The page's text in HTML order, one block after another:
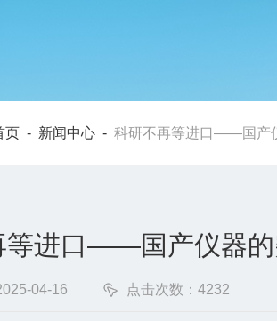
页 - 新闻中心 - 科研不再等进口——国产
等进口——国产仪器
04-16 点击次数：4232